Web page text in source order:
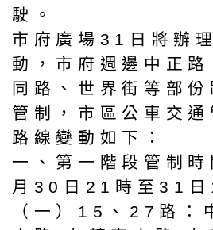
駛。
市府廣場31日將辦
動，市府週邊中正路
同路、世界街等部份
管制，市區公車交通
路線變動如下：
一、第一階段管制
月30日21時至31日
（一）15、27路：